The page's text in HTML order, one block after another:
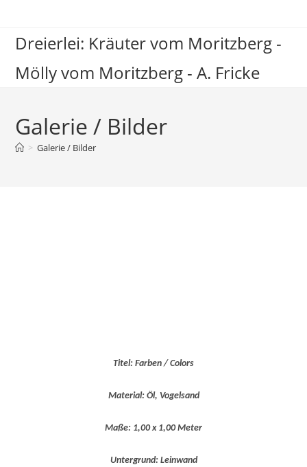
Dreierlei: Kräuter vom Moritzberg -
Mölly vom Moritzberg - A. Fricke
Galerie / Bilder
> Galerie / Bilder
Titel: Farben / Colors
Material: Öl, Vogelsand
Maße: 1,00 x 1,00 Meter
Untergrund: Leinwand